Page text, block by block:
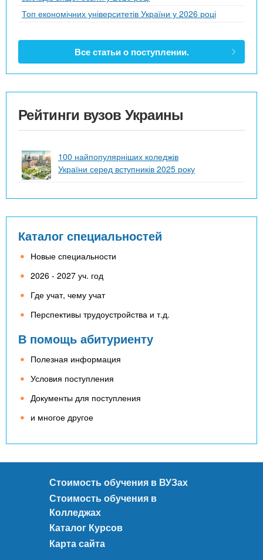
Топ економічних університетів України у 2026 році
Все статьи о поступлении.
Рейтинги вузов Украины
100 найпопулярніших коледжів
України серед вступників 2025 року
Каталог специальностей
Новые специальности
2026 - 2027 уч. год
Где учат, чему учат
Перспективы трудоустройства и т.д.
В помощь абитуриенту
Полезная информация
Условия поступления
Документы для поступления
и многое другое
Стоимость обучения в ВУЗах
Стоимость обучения в
Колледжах
Каталог Курсов
Карта сайта